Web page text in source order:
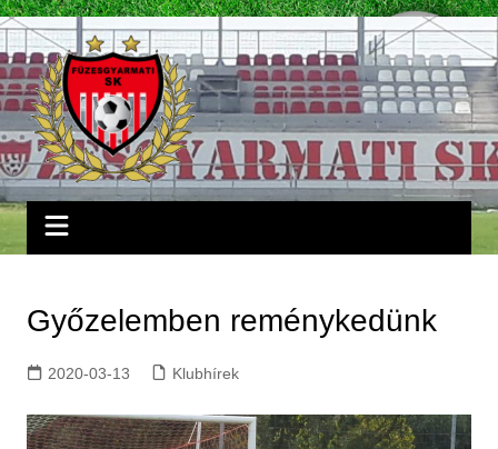
Skip
to
content
Győzelemben reménykedünk
2020-03-13 Klubhírek